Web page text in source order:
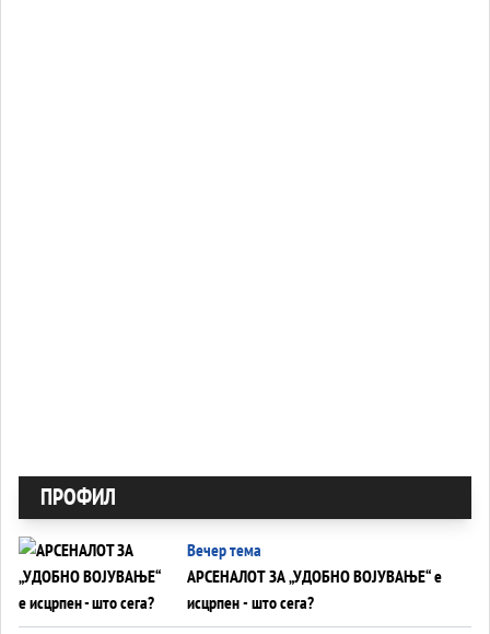
ПРОФИЛ
Вечер тема
АРСЕНАЛОТ ЗА „УДОБНО ВОЈУВАЊЕ“ е
исцрпен - што сега?